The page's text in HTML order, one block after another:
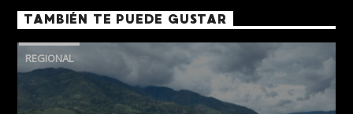
TAMBIÉN TE PUEDE GUSTAR
REGIONAL